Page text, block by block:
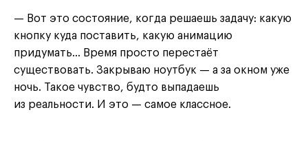
— Вот это состояние, когда решаешь задачу: какую
кнопку куда поставить, какую анимацию
придумать… Время просто перестаёт
существовать. Закрываю ноутбук — а за окном уже
ночь. Такое чувство, будто выпадаешь
из реальности. И это — самое классное.